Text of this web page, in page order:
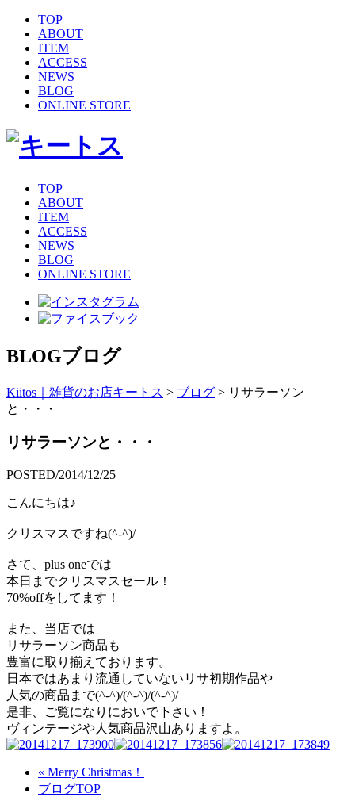
TOP
ABOUT
ITEM
ACCESS
NEWS
BLOG
ONLINE STORE
TOP
ABOUT
ITEM
ACCESS
NEWS
BLOG
ONLINE STORE
BLOGブログ
Kiitos｜雑貨のお店キートス > ブログ > リサラーソン
と・・・
リサラーソンと・・・
POSTED/2014/12/25
こんにちは♪
クリスマスですね(^-^)/
さて、plus oneでは
本日までクリスマスセール！
70%offをしてます！
また、当店では
リサラーソン商品も
豊富に取り揃えております。
日本ではあまり流通していないリサ初期作品や
人気の商品まで(^-^)/(^-^)/(^-^)/
是非、ご覧になりにおいで下さい！
ヴィンテージや人気商品沢山ありますよ。
« Merry Christmas！
ブログTOP